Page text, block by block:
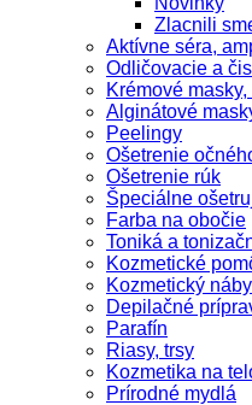
Zlacnili
Aktívne séra,
Odličovacie a
Krémové
Alginátové
Peelingy
Ošetrenie
Ošetrenie rúk
Špeciálne
Farba na obočie
Toniká a
Kozmetické
Kozmetický
Depilačné
Parafín
Riasy, trsy
Kozmetika na
Prírodné mydlá